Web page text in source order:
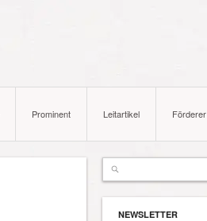
Prominent Leitartikel Förderer
NEWSLETTER